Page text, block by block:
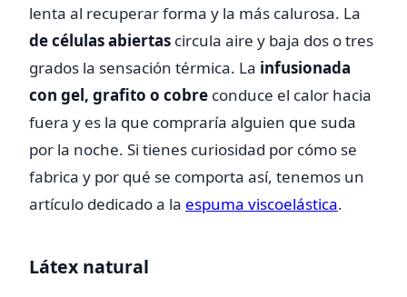
lenta al recuperar forma y la más calurosa. La
de células abiertas circula aire y baja dos o tres
grados la sensación térmica. La infusionada
con gel, grafito o cobre conduce el calor hacia
fuera y es la que compraría alguien que suda
por la noche. Si tienes curiosidad por cómo se
fabrica y por qué se comporta así, tenemos un
artículo dedicado a la espuma viscoelástica.
Látex natural